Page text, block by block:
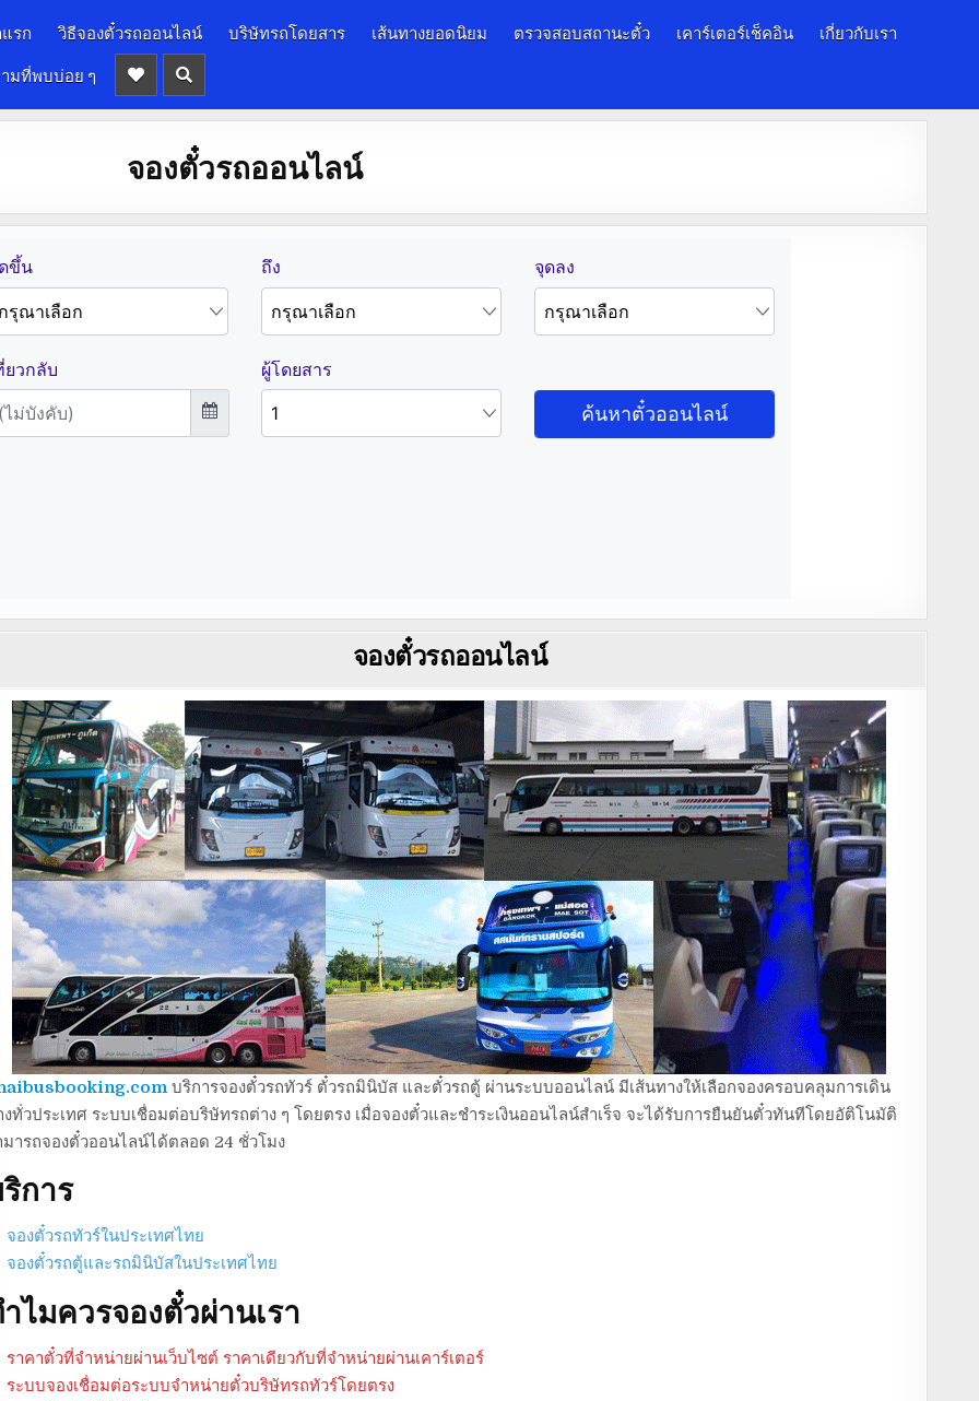
รก วิธีจองตั๋วรถออนไลน์ บริษัทรถโดยสาร เส้นทางยอดนิยม ตรวจสอบสถานะตั๋ว เคาร์เตอร์เช็คอิน
เกี่ยวกับเรา
มที่พบบ่อย ๆ
จองตั๋วรถออนไลน์
จองตั๋วรถออนไลน์
บริการจองตั๋วรถทัวร์ ตั๋วรถมินิบัส และตั๋วรถตู้ ผ่านระบบออนไลน์ มีเส้นทางให้เลือกจองครอบคลุมการเดิน
งทั่วประเทศ ระบบเชื่อมต่อบริษัทรถต่าง ๆ โดยตรง เมื่อจองตั๋วและชำระเงินออนไลน์สำเร็จ จะได้รับการยืนยันตั๋วทันทีโดยอัติโนมัติ
มารถจองตั๋วออนไลน์ได้ตลอด 24 ชั่วโมง
การ
จองตั๋วรถทัวร์ในประเทศไทย
จองตั๋วรถตู้และรถมินิบัสในประเทศไทย
ไมควรจองตั๋วผ่านเรา
ราคาตั๋วที่จำหน่ายผ่านเว็บไซต์ ราคาเดียวกับที่จำหน่ายผ่านเคาร์เตอร์
ระบบจองเชื่อมต่อระบบจำหน่ายตั๋วบริษัทรถทัวร์โดยตรง